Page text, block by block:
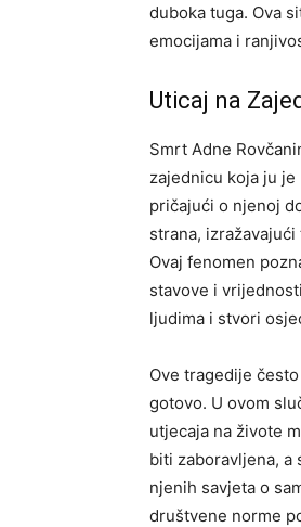
duboka tuga. Ova
emocijama i
Uticaj na
Smrt Adne
zajednicu koja ju
pričajući o njenoj
strana,
Ovaj fenomen
stavove i
ljudima i stvori
Ove tragedije
gotovo. U ovom
utjecaja na živote
biti zaboravljena,
njenih savjeta o
društvene norme